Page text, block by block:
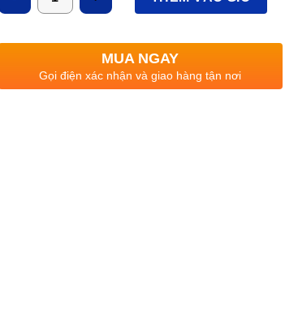
dụng
MUA NGAY
Gọi điện xác nhận và giao hàng tận nơi